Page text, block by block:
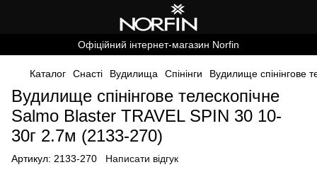
Офіційний інтернет-магазин Norfin
Каталог Снасті Вудилища Спінінги Вудилище спінінгове
Вудилище спінінгове телескопічне
Salmo Blaster TRAVEL SPIN 30 10-
30г 2.7м (2133-270)
Артикул: 2133-270 Написати відгук